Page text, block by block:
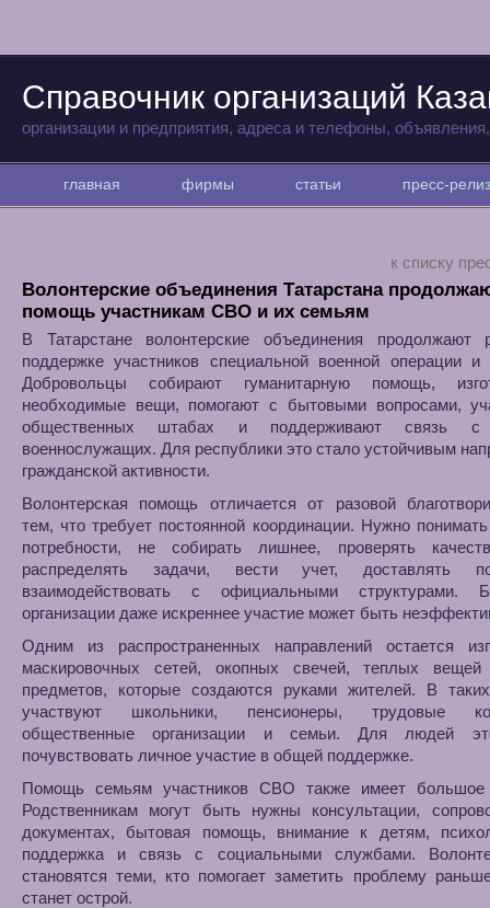
Справочник организаций
организации и предприятия, адреса и телефоны,
главная фирмы статьи пресс-
к списку
Волонтерские объединения Татарстана
помощь участникам СВО и их семьям
В Татарстане волонтерские объединения продолжают
поддержке участников специальной военной операции
Добровольцы собирают гуманитарную помощь,
необходимые вещи, помогают с бытовыми вопросами,
общественных штабах и поддерживают связь с
военнослужащих. Для республики это стало устойчивым
гражданской активности.
Волонтерская помощь отличается от разовой
тем, что требует постоянной координации. Нужно
потребности, не собирать лишнее, проверять
распределять задачи, вести учет, доставлять
взаимодействовать с официальными структурами.
организации даже искреннее участие может быть
Одним из распространенных направлений остается
маскировочных сетей, окопных свечей, теплых
предметов, которые создаются руками жителей. В
участвуют школьники, пенсионеры, трудовые
общественные организации и семьи. Для людей
почувствовать личное участие в общей поддержке.
Помощь семьям участников СВО также имеет большое
Родственникам могут быть нужны консультации,
документах, бытовая помощь, внимание к детям,
поддержка и связь с социальными службами.
становятся теми, кто помогает заметить проблему
станет острой.